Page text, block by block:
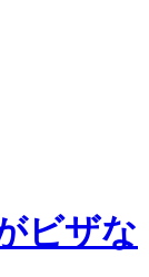
ビザな